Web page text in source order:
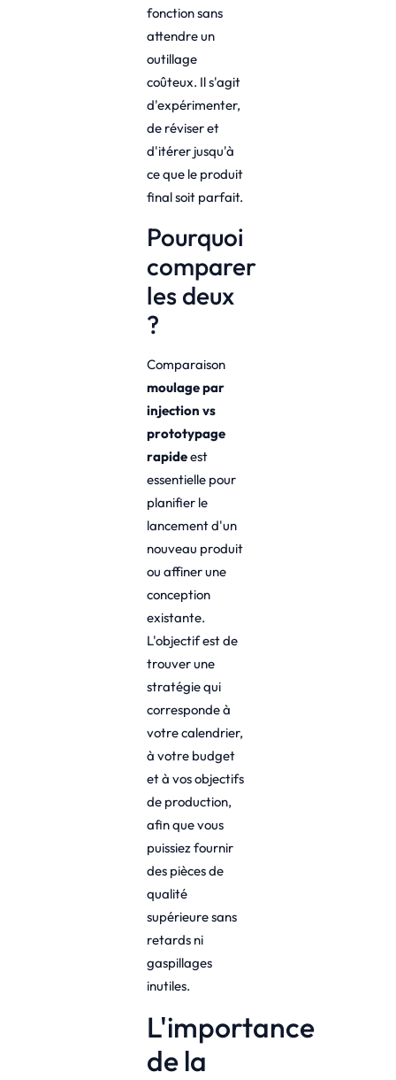
fonction sans
attendre un
outillage
coûteux. Il s'agit
d'expérimenter,
de réviser et
d'itérer jusqu'à
ce que le produit
final soit parfait.
Pourquoi
comparer
les deux
?
Comparaison
moulage par
injection vs
prototypage
rapideest
essentielle pour
planifier le
lancement d'un
nouveau produit
ou affiner une
conception
existante.
L'objectif est de
trouver une
stratégie qui
corresponde à
votre calendrier,
à votre budget
et à vos objectifs
de production,
afin que vous
puissiez fournir
des pièces de
qualité
supérieure sans
retards ni
gaspillages
inutiles.
L'importance
de la